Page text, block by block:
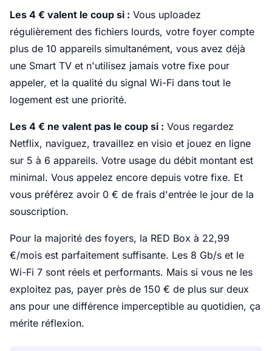
Les 4 € valent le coup si : Vous uploadez
régulièrement des fichiers lourds, votre foyer compte
plus de 10 appareils simultanément, vous avez déjà
une Smart TV et n'utilisez jamais votre fixe pour
appeler, et la qualité du signal Wi-Fi dans tout le
logement est une priorité.
Les 4 € ne valent pas le coup si : Vous regardez
Netflix, naviguez, travaillez en visio et jouez en ligne
sur 5 à 6 appareils. Votre usage du débit montant est
minimal. Vous appelez encore depuis votre fixe. Et
vous préférez avoir 0 € de frais d'entrée le jour de la
souscription.
Pour la majorité des foyers, la RED Box à 22,99
€/mois est parfaitement suffisante. Les 8 Gb/s et le
Wi-Fi 7 sont réels et performants. Mais si vous ne les
exploitez pas, payer près de 150 € de plus sur deux
ans pour une différence imperceptible au quotidien, ça
mérite réflexion.